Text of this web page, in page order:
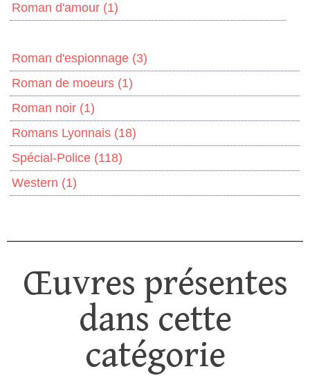
Roman d'amour (1)
Roman d'espionnage (3)
Roman de moeurs (1)
Roman noir (1)
Romans Lyonnais (18)
Spécial-Police (118)
Western (1)
Œuvres présentes
dans cette
catégorie